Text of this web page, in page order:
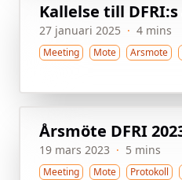
Kallelse till
27 januari 2025 · 4 mins
Meeting Mote Arsmote
Årsmöte DFRI
19 mars 2023 · 5 mins
Meeting Mote Protokoll